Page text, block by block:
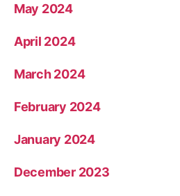
May 2024
April 2024
March 2024
February 2024
January 2024
December 2023